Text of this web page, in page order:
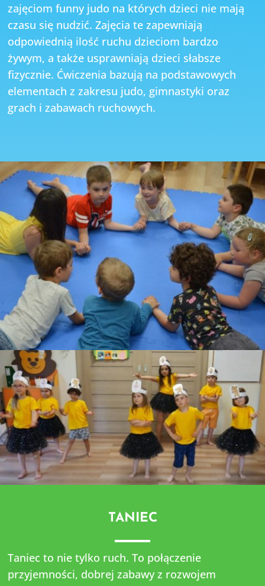
zajęciom funny judo na których dzieci nie mają
czasu się nudzić. Zajęcia te zapewniają
odpowiednią ilość ruchu dzieciom bardzo
żywym, a także usprawniają dzieci słabsze
fizycznie. Ćwiczenia bazują na podstawowych
elementach z zakresu judo, gimnastyki oraz
grach i zabawach ruchowych.
TANIEC
Taniec to nie tylko ruch. To połączenie
przyjemności, dobrej zabawy z rozwojem